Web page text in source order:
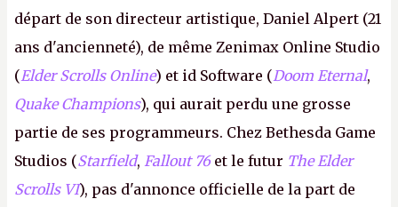
départ de son directeur artistique, Daniel Alpert (21
ans d'ancienneté), de même Zenimax Online Studio
(Elder Scrolls Online) et id Software (Doom Eternal,
Quake Champions), qui aurait perdu une grosse
partie de ses programmeurs. Chez Bethesda Game
Studios (Starfield, Fallout 76 et le futur The Elder
Scrolls VI), pas d'annonce officielle de la part de